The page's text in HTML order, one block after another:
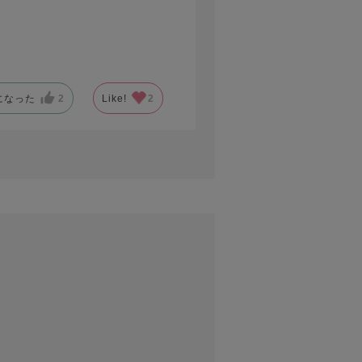
なった 2 Like! 2